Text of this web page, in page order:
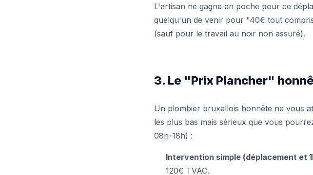
L'artisan ne gagne en poche pour ce
quelqu'un de venir pour "40€ tout
(sauf pour le travail au noir non assuré).
3. Le "Prix Plancher"
Un plombier bruxellois honnête ne vous
les plus bas mais sérieux que vous
08h-18h) :
Intervention simple (déplacement et
120€ TVAC.